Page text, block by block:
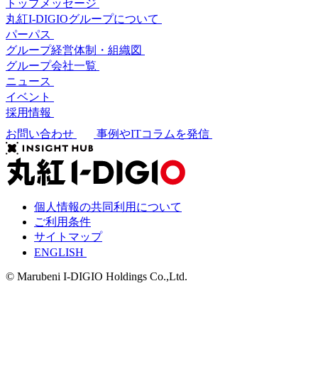
トップメッセージ
丸紅I-DIGIOグループについて
パーパス
グループ経営体制・組織図
グループ会社一覧
ニュース
イベント
採用情報
お問い合わせ
事例やITコラムを発信
個人情報の共同利用について
ご利用条件
サイトマップ
ENGLISH
© Marubeni I-DIGIO Holdings Co.,Ltd.